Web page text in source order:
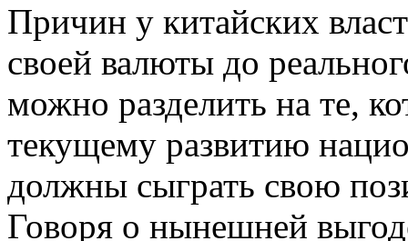
Причин у китайских
своей валюты до
можно разделить на те,
текущему развитию
должны сыграть свою
Говоря о нынешней